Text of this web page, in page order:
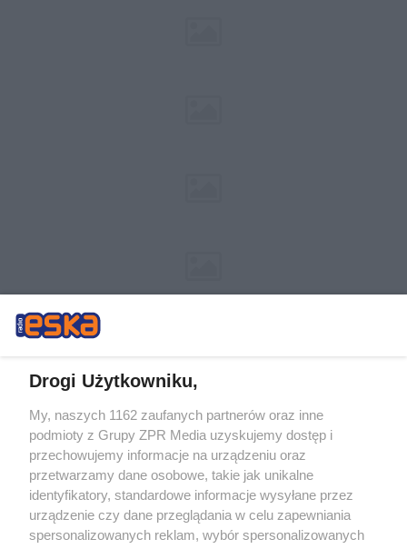
Żaden utwór zamieszczony w serwisie nie może być powielany i
rozpowszechniany lub dalej rozpowszechniany w jakikolwiek sposób (w
tym także elektroniczny lub mechaniczny) na jakimkolwiek polu
eksploatacji w jakiejkolwiek formie, włącznie z umieszczaniem w Internecie
bez pisemnej zgody właściciela praw. Jakiekolwiek użycie lub
wykorzystanie utworów w całości lub w części z naruszeniem prawa, tzn.
bez właściwej zgody, jest zabronione pod groźbą kary i może być ścigane
prawnie.
Drogi Użytkowniku,
My, naszych 1162 zaufanych partnerów oraz inne
podmioty z Grupy ZPR Media uzyskujemy dostęp i
przechowujemy informacje na urządzeniu oraz
przetwarzamy dane osobowe, takie jak unikalne
identyfikatory, standardowe informacje wysyłane przez
urządzenie czy dane przeglądania w celu zapewniania
spersonalizowanych reklam, wybór spersonalizowanych